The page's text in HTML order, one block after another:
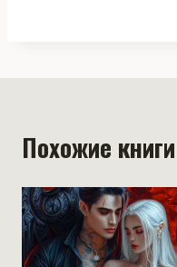
Похожие книги